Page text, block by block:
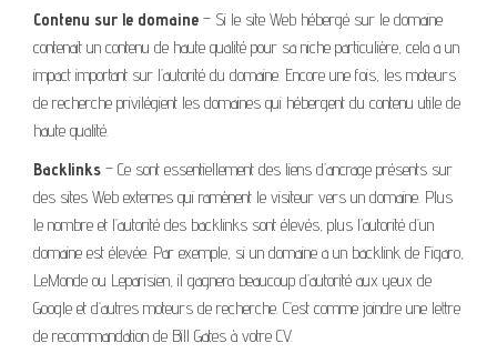
Contenu sur le domaine – Si le site Web hébergé sur le domaine
contenait un contenu de haute qualité pour sa niche particulière, cela a un
impact important sur l’autorité du domaine. Encore une fois, les moteurs
de recherche privilégient les domaines qui hébergent du contenu utile de
haute qualité.
Backlinks – Ce sont essentiellement des liens d’ancrage présents sur
des sites Web externes qui ramènent le visiteur vers un domaine. Plus
le nombre et l’autorité des backlinks sont élevés, plus l’autorité d’un
domaine est élevée. Par exemple, si un domaine a un backlink de Figaro,
LeMonde ou Leparisien, il gagnera beaucoup d’autorité aux yeux de
Google et d’autres moteurs de recherche. C’est comme joindre une lettre
de recommandation de Bill Gates à votre CV.